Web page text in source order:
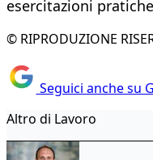
esercitazioni
© RIPRODUZIONE
Seguici anche su
Altro di Lavoro